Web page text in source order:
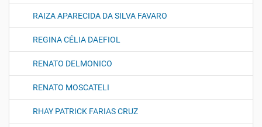
RAIZA APARECIDA DA SILVA FAVARO
REGINA CÉLIA DAEFIOL
RENATO DELMONICO
RENATO MOSCATELI
RHAY PATRICK FARIAS CRUZ